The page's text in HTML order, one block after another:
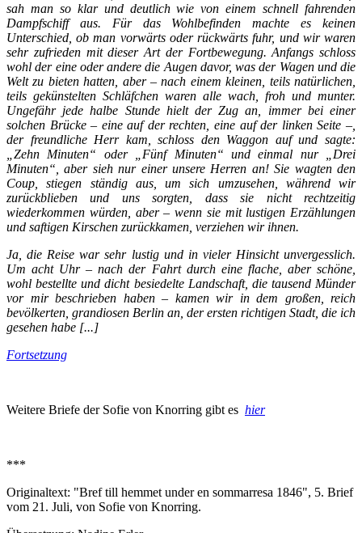
sah man so klar und deutlich wie von einem schnell fahrenden
Dampfschiff aus. Für das Wohlbefinden machte es keinen
Unterschied, ob man vorwärts oder rückwärts fuhr, und wir waren
sehr zufrieden mit dieser Art der Fortbewegung. Anfangs schloss
wohl der eine oder andere die Augen davor, was der Wagen und die
Welt zu bieten hatten, aber – nach einem kleinen, teils natürlichen,
teils gekünstelten Schläfchen waren alle wach, froh und munter.
Ungefähr jede halbe Stunde hielt der Zug an, immer bei einer
solchen Brücke – eine auf der rechten, eine auf der linken Seite –,
der freundliche Herr kam, schloss den Waggon auf und sagte:
„Zehn Minuten“ oder „Fünf Minuten“ und einmal nur „Drei
Minuten“, aber sieh nur einer unsere Herren an! Sie wagten den
Coup, stiegen ständig aus, um sich umzusehen, während wir
zurückblieben und uns sorgten, dass sie nicht rechtzeitig
wiederkommen würden, aber – wenn sie mit lustigen Erzählungen
und saftigen Kirschen zurückkamen, verziehen wir ihnen.
Ja, die Reise war sehr lustig und in vieler Hinsicht unvergesslich.
Um acht Uhr – nach der Fahrt durch eine flache, aber schöne,
wohl bestellte und dicht besiedelte Landschaft, die tausend Münder
vor mir beschrieben haben – kamen wir in dem großen, reich
bevölkerten, grandiosen Berlin an, der ersten richtigen Stadt, die ich
gesehen habe [...]
Fortsetzung
Weitere Briefe der Sofie von Knorring gibt es hier
***
Originaltext: "Bref till hemmet under en sommarresa 1846", 5. Brief
vom 21. Juli, von Sofie von Knorring.